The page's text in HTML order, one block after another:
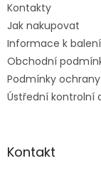
Kontakty
Jak nakupovat
Informace k
Obchodní
Podmínky
Ústřední kontrolní
Kontakt